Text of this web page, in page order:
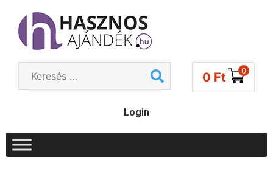
0 Ft 0
Login